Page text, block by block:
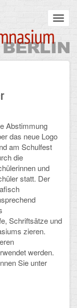
Abstimmung
das neue Logo
am Schulfest
die
und
statt. Der
Schriftsätze und
zieren.
werden.
Sie unter